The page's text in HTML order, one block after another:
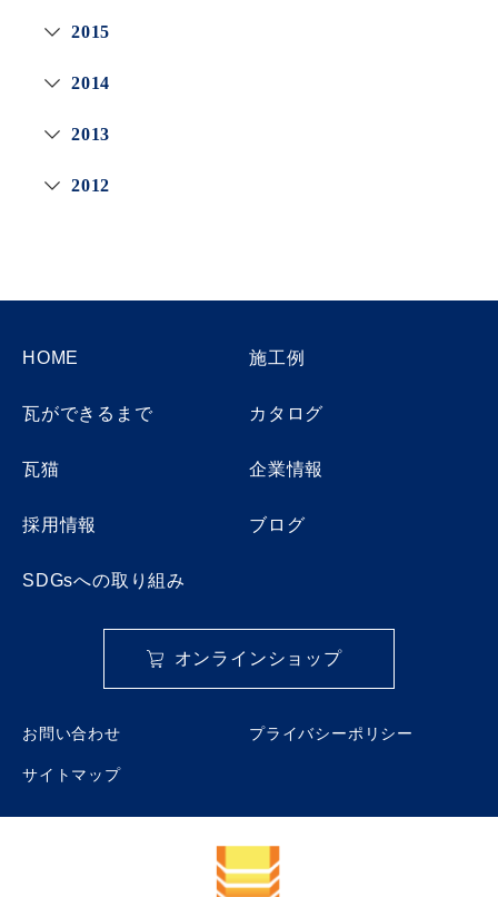
2015
2014
2013
2012
HOME 施工例
瓦ができるまで カタログ
瓦猫 企業情報
採用情報 ブログ
SDGsへの取り組み
オンラインショップ
お問い合わせ プライバシーポリシー
サイトマップ